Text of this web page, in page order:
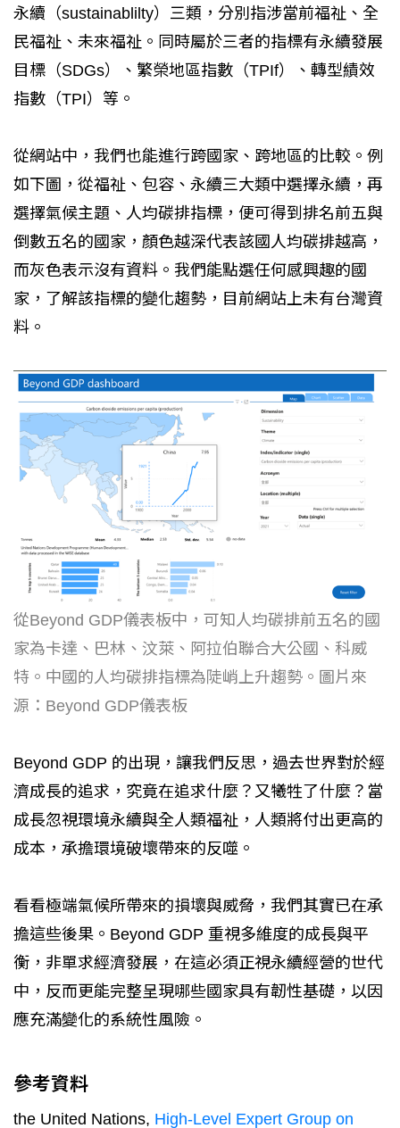
永續（sustainablilty）三類，分別指涉當前福祉、全
民福祉、未來福祉。同時屬於三者的指標有永續發展
目標（SDGs）、繁榮地區指數（TPIf）、轉型績效
指數（TPI）等。
從網站中，我們也能進行跨國家、跨地區的比較。例
如下圖，從福祉、包容、永續三大類中選擇永續，再
選擇氣候主題、人均碳排指標，便可得到排名前五與
倒數五名的國家，顏色越深代表該國人均碳排越高，
而灰色表示沒有資料。我們能點選任何感興趣的國
家，了解該指標的變化趨勢，目前網站上未有台灣資
料。
從Beyond GDP儀表板中，可知人均碳排前五名的國
家為卡達、巴林、汶萊、阿拉伯聯合大公國、科威
特。中國的人均碳排指標為陡峭上升趨勢。圖片來
源：Beyond GDP儀表板
Beyond GDP 的出現，讓我們反思，過去世界對於經
濟成長的追求，究竟在追求什麼？又犧牲了什麼？當
成長忽視環境永續與全人類福祉，人類將付出更高的
成本，承擔環境破壞帶來的反噬。
看看極端氣候所帶來的損壞與威脅，我們其實已在承
擔這些後果。Beyond GDP 重視多維度的成長與平
衡，非單求經濟發展，在這必須正視永續經營的世代
中，反而更能完整呈現哪些國家具有韌性基礎，以因
應充滿變化的系統性風險。
參考資料
the United Nations, High-Level Expert Group on